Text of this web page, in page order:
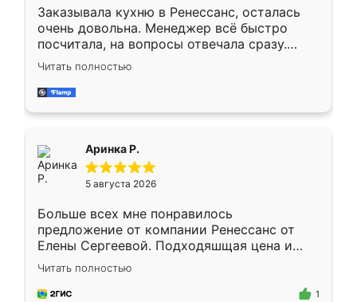
Заказывала кухню в Ренессанс, осталась
очень довольна. Менеджер всё быстро
посчитала, на вопросы отвечала сразу.
Замерщик приехал в субботу, подошёл к
делу со всей ответственностью. Собрали
за день, ребята работали аккуратно, даже
Читать полностью
Аринка Р.
5 августа 2026
Больше всех мне понравилось
предложение от компании Ренессанс от
Елены Сергеевой. Подходяшщая цена и
короткие сроки изготовления. Приехавший
для замера сотрудник Владислав
предложил по моему эскизу самый
Читать полностью
1